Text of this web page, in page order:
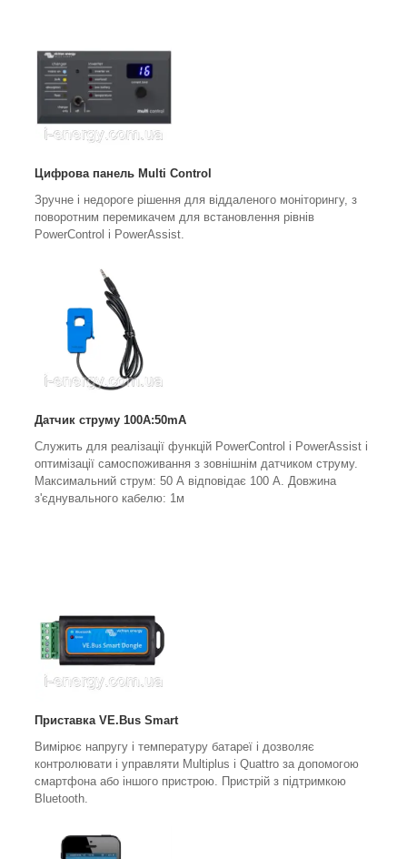
Цифрова панель Multi Control
Зручне і недороге рішення для віддаленого моніторингу, з
поворотним перемикачем для встановлення рівнів
PowerControl і PowerAssist.
Датчик струму 100A:50mA
Служить для реалізації функцій PowerControl і PowerAssist і
оптимізації самоспоживання з зовнішнім датчиком струму.
Максимальний струм: 50 А відповідає 100 А. Довжина
з'єднувального кабелю: 1м
Приставка VE.Bus Smart
Вимірює напругу і температуру батареї і дозволяє
контролювати і управляти Multiplus і Quattro за допомогою
смартфона або іншого пристрою. Пристрій з підтримкою
Bluetooth.